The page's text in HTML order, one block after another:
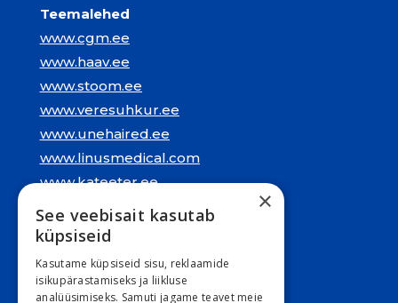
Teemalehed
www.cgm.ee
www.haav.ee
www.stoom.ee
www.veresuhkur.ee
www.unehaired.ee
www.linusmedical.com
www.kateeter.ee
Juriidiline aadress:
Narva mnt. 5, 10117 Tallinn
REG: 11548994
×
See veebisait kasutab
küpsiseid
Kasutame küpsiseid sisu, reklaamide
isikupärastamiseks ja liikluse
analüüsimiseks. Samuti jagame teavet meie